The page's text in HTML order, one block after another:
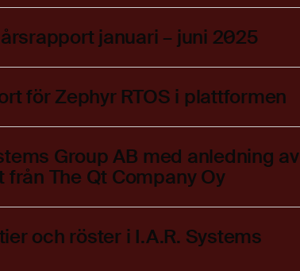
januari – juni 2025
för Zephyr RTOS i plattformen
Group AB med anledning av
The Qt Company Oy
och röster i I.A.R. Systems